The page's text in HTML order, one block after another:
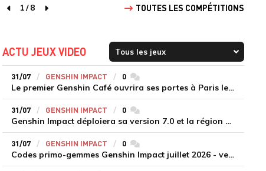
page précédente
1/8
page suivante
TOUTES LES COMPÉTITIONS
ACTU JEUX VIDEO
31/07 GENSHIN IMPACT 0commentaires
Le premier Genshin Café ouvrira ses portes à Paris le 14 août
31/07 GENSHIN IMPACT 0commentaires
Genshin Impact déploiera sa version 7.0 et la région de Snezhnaya le 12 août
31/07 GENSHIN IMPACT 0commentaires
Codes primo-gemmes Genshin Impact juillet 2026 - version 7.0